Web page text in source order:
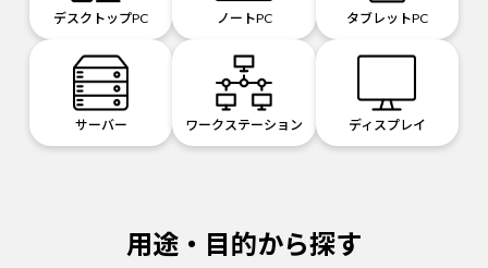
デスクトップPC ノートPC タブレットPC
サーバー ワークステーション ディスプレイ
用途・目的から探す